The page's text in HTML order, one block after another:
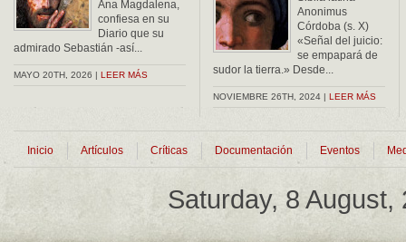
Ana Magdalena,
confiesa en su
Diario que su
admirado Sebastián -así...
MAYO 20TH, 2026 | LEER MÁS
Anonimus
Córdoba (s. X)
«Señal del juicio:
se empapará de
sudor la tierra.» Desde...
NOVIEMBRE 26TH, 2024 | LEER MÁS
Inicio Artículos Críticas Documentación Eventos
Saturday, 8